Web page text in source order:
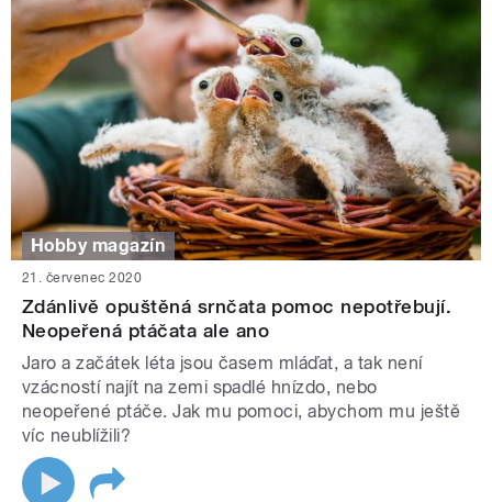
Hobby magazín
21. červenec 2020
Zdánlivě opuštěná srnčata pomoc nepotřebují.
Neopeřená ptáčata ale ano
Jaro a začátek léta jsou časem mláďat, a tak není
vzácností najít na zemi spadlé hnízdo, nebo
neopeřené ptáče. Jak mu pomoci, abychom mu ještě
víc neublížili?